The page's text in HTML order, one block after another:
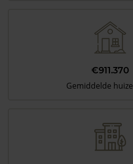
€911.370
Gemiddelde